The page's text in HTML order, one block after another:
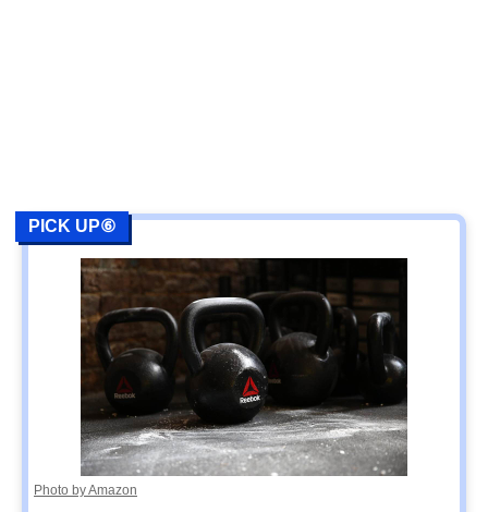
PICK UP⑥
Photo by Amazon